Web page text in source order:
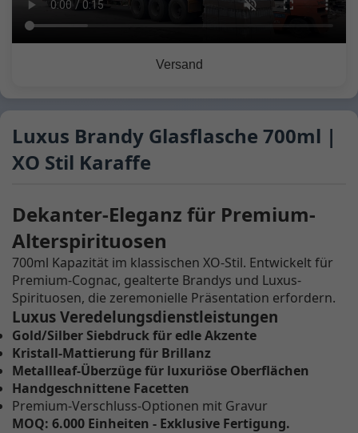
Versand
Luxus Brandy Glasflasche 700ml |
XO Stil Karaffe
Dekanter-Eleganz für Premium-
Alterspirituosen
700ml Kapazität im klassischen XO-Stil. Entwickelt für
Premium-Cognac, gealterte Brandys und Luxus-
Spirituosen, die zeremonielle Präsentation erfordern.
Luxus Veredelungsdienstleistungen
Gold/Silber Siebdruck für edle Akzente
Kristall-Mattierung für Brillanz
Metallleaf-Überzüge für luxuriöse Oberflächen
Handgeschnittene Facetten
Premium-Verschluss-Optionen mit Gravur
MOQ: 6.000 Einheiten - Exklusive Fertigung.